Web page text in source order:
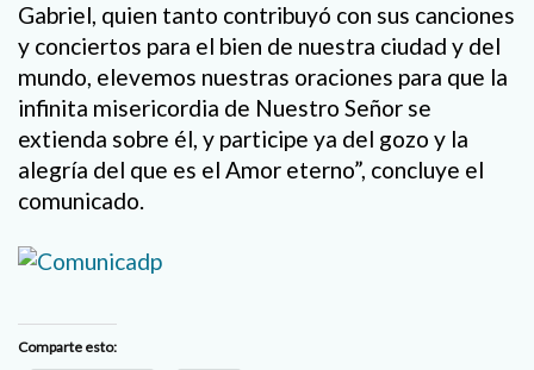
Gabriel, quien tanto contribuyó con sus canciones
y conciertos para el bien de nuestra ciudad y del
mundo, elevemos nuestras oraciones para que la
infinita misericordia de Nuestro Señor se
extienda sobre él, y participe ya del gozo y la
alegría del que es el Amor eterno”, concluye el
comunicado.
Comparte esto: